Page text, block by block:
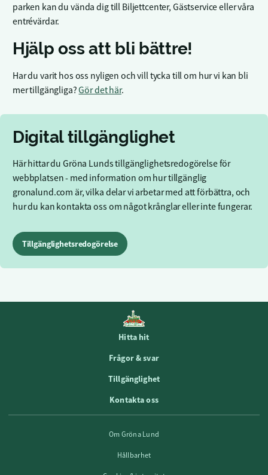
parken kan du vända dig till Biljettcenter, Gästservice eller våra
entrévärdar.
Hjälp oss att bli bättre!
Har du varit hos oss nyligen och vill tycka till om hur vi kan bli
mer tillgängliga?Gör det här.
Digital tillgänglighet
Här hittar du Gröna Lunds tillgänglighetsredogörelse för
webbplatsen - med information om hur tillgänglig
gronalund.com är, vilka delar vi arbetar med att förbättra, och
hur du kan kontakta oss om något krånglar eller inte fungerar.
Tillgänglighetsredogörelse
Hitta hit
Frågor & svar
Tillgänglighet
Kontakta oss
Om Gröna Lund
Hållbarhet